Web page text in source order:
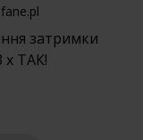
затримки
x ТАК!